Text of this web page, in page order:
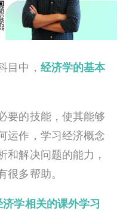
目中， 经济学的基本
要的技能，使其能够
运作，学习经济概念
和解决问题的能力，
很多帮助。
济学相关的课外学习